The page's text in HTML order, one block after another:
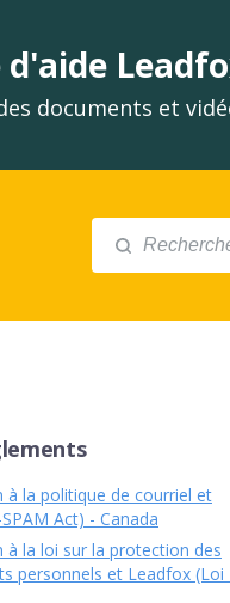
d'aide
documents et
la politique de courriel et
Act) - Canada
la loi sur la protection des
personnels et Leadfox (Loi